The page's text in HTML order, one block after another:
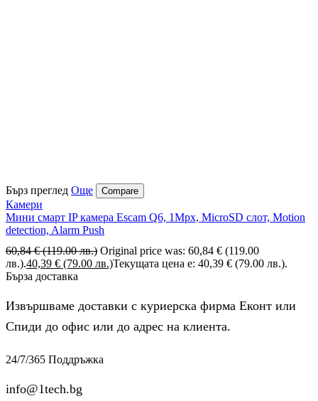
Бърз преглед Още Compare
Камери
Мини смарт IP камера Escam Q6, 1Mpx, MicroSD слот, Motion
detection, Alarm Push
60,84€ (119.00 лв.) Original price was: 60,84 € (119.00
лв.).40,39 € (79.00 лв.)Текущата цена е: 40,39 € (79.00 лв.).
Бърза доставка
Извършваме доставки с куриерска фирма Еконт или
Спиди до офис или до адрес на клиента.
24/7/365 Поддръжка
info@1tech.bg